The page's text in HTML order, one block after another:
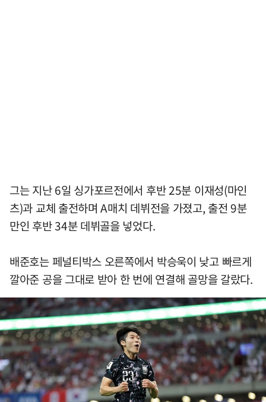
그는 지난 6일 싱가포르전에서 후반 25분 이재성(마인
츠)과 교체 출전하며 A매치 데뷔전을 가졌고, 출전 9분
만인 후반 34분 데뷔골을 넣었다.
배준호는 페널티박스 오른쪽에서 박승욱이 낮고 빠르게
깔아준 공을 그대로 받아 한 번에 연결해 골망을 갈랐다.